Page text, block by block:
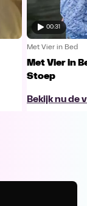
00:31
Met Vier in Bed
Met Vier in
Stoep
Bekijk nu de